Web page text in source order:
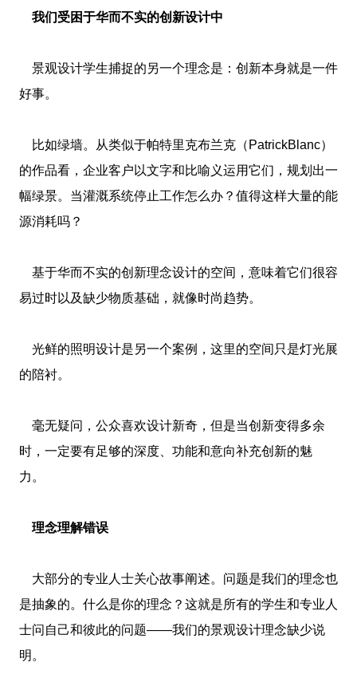
我们受困于华而不实的创新设计中
景观设计学生捕捉的另一个理念是：创新本身就是一件
好事。
比如绿墙。从类似于帕特里克布兰克（PatrickBlanc）
的作品看，企业客户以文字和比喻义运用它们，规划出一
幅绿景。当灌溉系统停止工作怎么办？值得这样大量的能
源消耗吗？
基于华而不实的创新理念设计的空间，意味着它们很容
易过时以及缺少物质基础，就像时尚趋势。
光鲜的照明设计是另一个案例，这里的空间只是灯光展
的陪衬。
毫无疑问，公众喜欢设计新奇，但是当创新变得多余
时，一定要有足够的深度、功能和意向补充创新的魅
力。
理念理解错误
大部分的专业人士关心故事阐述。问题是我们的理念也
是抽象的。什么是你的理念？这就是所有的学生和专业人
士问自己和彼此的问题——我们的景观设计理念缺少说
明。